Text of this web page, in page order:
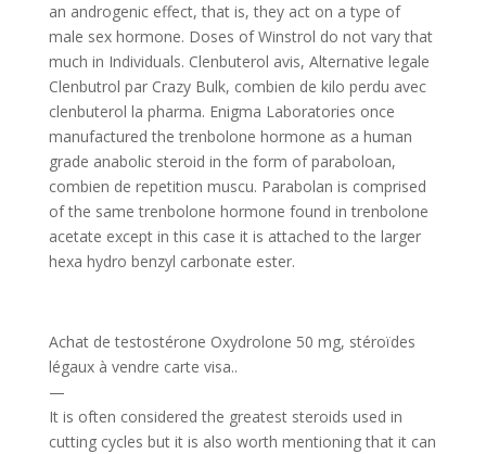
an androgenic effect, that is, they act on a type of
male sex hormone. Doses of Winstrol do not vary that
much in Individuals. Clenbuterol avis, Alternative legale
Clenbutrol par Crazy Bulk, combien de kilo perdu avec
clenbuterol la pharma. Enigma Laboratories once
manufactured the trenbolone hormone as a human
grade anabolic steroid in the form of paraboloan,
combien de repetition muscu. Parabolan is comprised
of the same trenbolone hormone found in trenbolone
acetate except in this case it is attached to the larger
hexa hydro benzyl carbonate ester.
Achat de testostérone Oxydrolone 50 mg, stéroïdes
légaux à vendre carte visa..
—
It is often considered the greatest steroids used in
cutting cycles but it is also worth mentioning that it can